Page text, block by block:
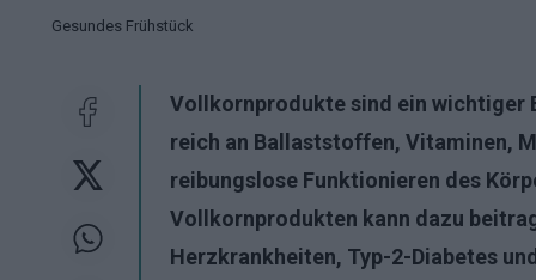
Gesundes Frühstück
Vollkornprodukte sind ein wichtiger
reich an Ballaststoffen, Vitaminen,
reibungslose Funktionieren des
Vollkornprodukten kann dazu
Herzkrankheiten, Typ-2-Diabetes